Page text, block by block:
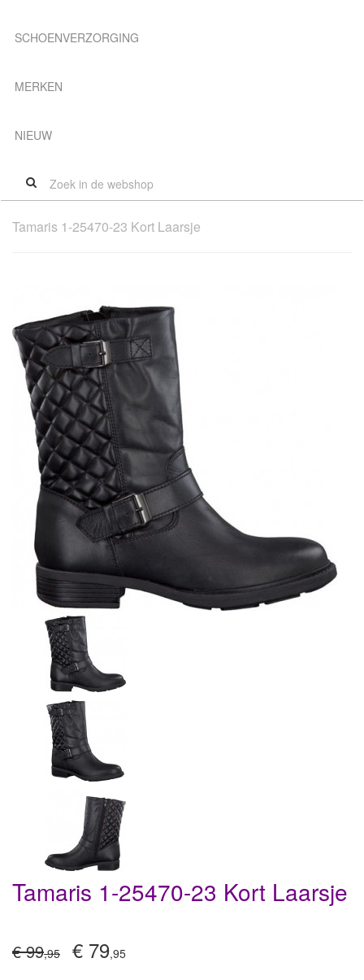
SCHOENVERZORGING
MERKEN
NIEUW
Tamaris 1-25470-23 Kort Laarsje
Tamaris 1-25470-23 Kort Laarsje
€ 99,95 € 79,95